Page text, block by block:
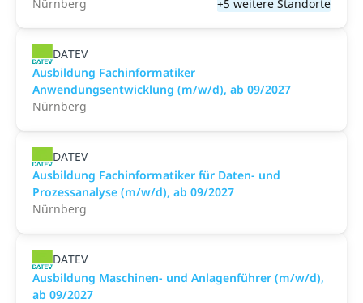
Nürnberg
+5 weitere Standorte
DATEV
Ausbildung Fachinformatiker
Anwendungsentwicklung (m/w/d), ab 09/2027
Nürnberg
DATEV
Ausbildung Fachinformatiker für Daten- und
Prozessanalyse (m/w/d), ab 09/2027
Nürnberg
DATEV
Ausbildung Maschinen- und Anlagenführer (m/w/d),
ab 09/2027